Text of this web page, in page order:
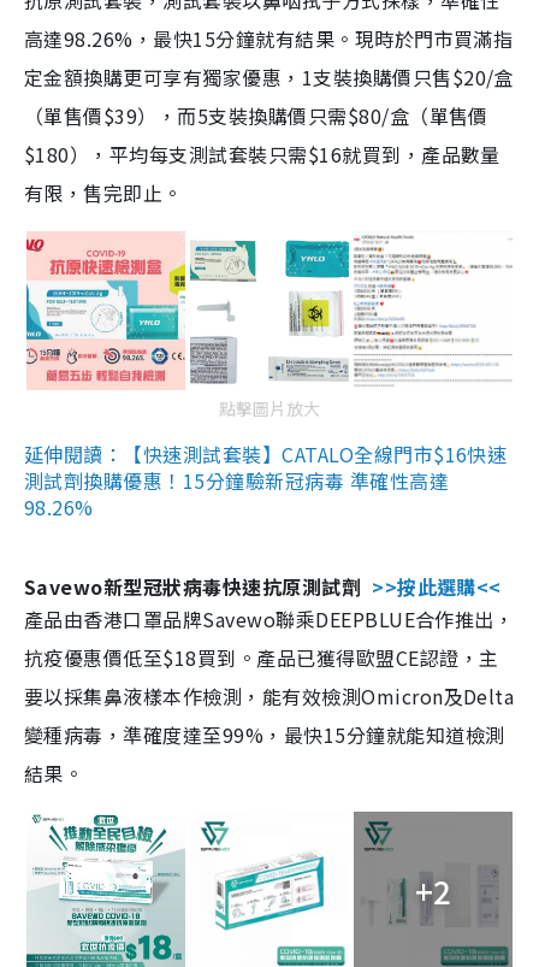
高達98.26%，最快15分鐘就有結果。現時於門市買滿指
定金額換購更可享有獨家優惠，1支裝換購價只售$20/盒
（單售價$39），而5支裝換購價只需$80/盒（單售價
$180），平均每支測試套裝只需$16就買到，產品數量
有限，售完即止。
點擊圖片放大
延伸閱讀：【快速測試套裝】CATALO全線門市$16快速
測試劑換購優惠！15分鐘驗新冠病毒 準確性高達
98.26%
Savewo新型冠狀病毒快速抗原測試劑 >>按此選購<<
產品由香港口罩品牌Savewo聯乘DEEPBLUE合作推出，
抗疫優惠價低至$18買到。產品已獲得歐盟CE認證，主
要以採集鼻液樣本作檢測，能有效檢測Omicron及Delta
變種病毒，準確度達至99%，最快15分鐘就能知道檢測
結果。
+2